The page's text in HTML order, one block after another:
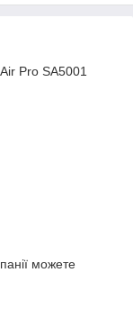
Pro SA5001
можете